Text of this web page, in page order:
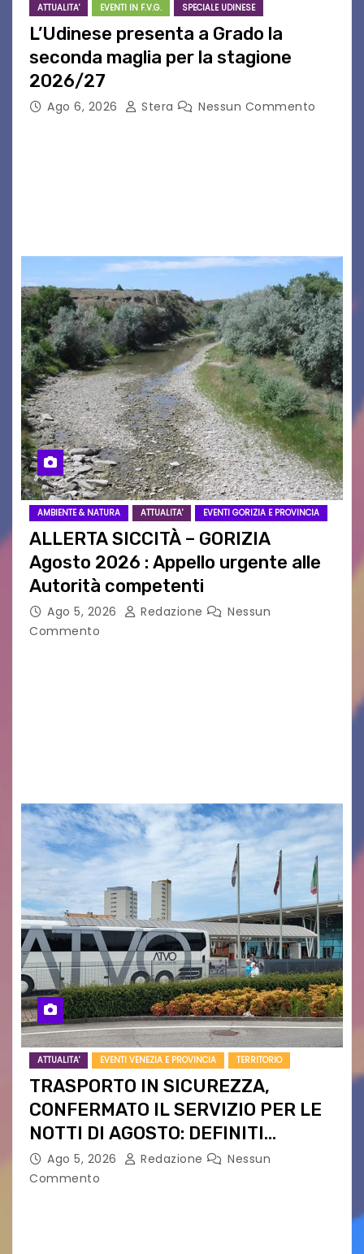
ATTUALITA' EVENTI IN F.V.G. SPECIALE UDINESE
L’Udinese presenta a Grado la
seconda maglia per la stagione
2026/27
Ago 6, 2026 Stera Nessun Commento
AMBIENTE & NATURA ATTUALITA' EVENTI GORIZIA E PROVINCIA
ALLERTA SICCITÀ – GORIZIA
Agosto 2026 : Appello urgente alle
Autorità competenti
Ago 5, 2026 Redazione
Nessun
Commento
ATTUALITA' EVENTI VENEZIA E PROVINCIA TERRITORIO
TRASPORTO IN SICUREZZA,
CONFERMATO IL SERVIZIO PER LE
NOTTI DI AGOSTO: DEFINITI
PERCORSI, FERMATE E ORARIO
Ago 5, 2026 Redazione
Nessun
Commento